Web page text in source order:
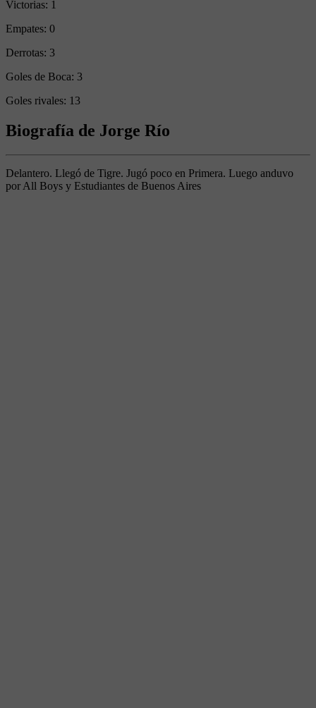
Victorias: 1
Empates: 0
Derrotas: 3
Goles de Boca: 3
Goles rivales: 13
Biografía de Jorge Río
Delantero. Llegó de Tigre. Jugó poco en Primera. Luego anduvo
por All Boys y Estudiantes de Buenos Aires